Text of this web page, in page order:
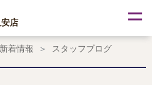
店
新着情報 スタッフブログ